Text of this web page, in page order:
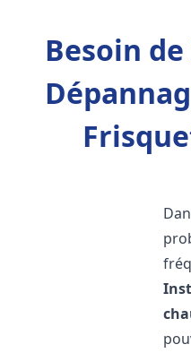
Besoin